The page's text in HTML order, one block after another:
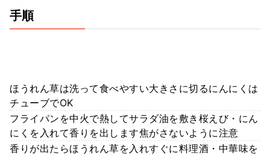
手順
ほうれん草は洗って食べやすい大きさに切るにんにくは
チューブでOK
フライパンを中火で熱してサラダ油を敷き桜えび・にん
にくを入れて香りを出します焦がさないように注意
香りが出たらほうれん草を入れすぐに料理酒・中華味を